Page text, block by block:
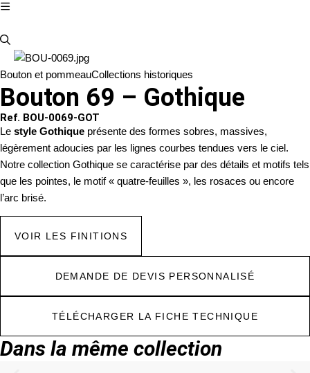
Bouton et pommeauCollections historiques
Bouton 69 – Gothique
Ref. BOU-0069-GOT
Le style Gothique présente des formes sobres, massives,
légèrement adoucies par les lignes courbes tendues vers le ciel.
Notre collection Gothique se caractérise par des détails et motifs tels
que les pointes, le motif « quatre-feuilles », les rosaces ou encore
l’arc brisé.
VOIR LES FINITIONS
DEMANDE DE DEVIS PERSONNALISÉ
TÉLÉCHARGER LA FICHE TECHNIQUE
Dans la même collection